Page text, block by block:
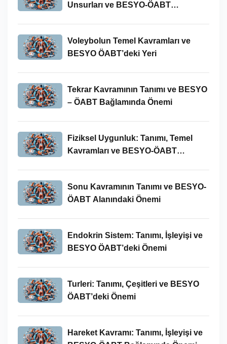
Unsurları ve BESYO-ÖABT
Voleybolun Temel Kavramları ve
BESYO ÖABT’deki Yeri
Tekrar Kavramının Tanımı ve BESYO
– ÖABT Bağlamında Önemi
Fiziksel Uygunluk: Tanımı, Temel
Kavramları ve BESYO-ÖABT
Sonu Kavramının Tanımı ve BESYO-
ÖABT Alanındaki Önemi
Endokrin Sistem: Tanımı, İşleyişi ve
BESYO ÖABT’deki Önemi
Turleri: Tanımı, Çeşitleri ve BESYO
ÖABT’deki Önemi
Hareket Kavramı: Tanımı, İşleyişi ve